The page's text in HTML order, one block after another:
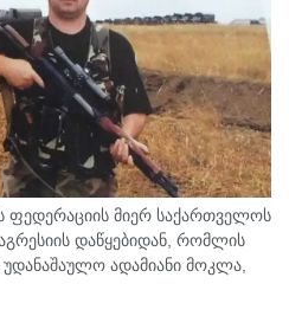
ფედერაციის მიერ საქართველოს
დაწყებიდან, რომლის
ადამიანი მოკლა,
რეგიონი. ამ სტატიაში